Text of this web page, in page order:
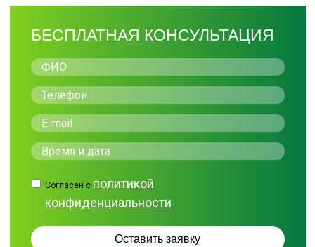
БЕСПЛАТНАЯ КОНСУЛЬТАЦИЯ
Согласен с политикой
конфиденциальности